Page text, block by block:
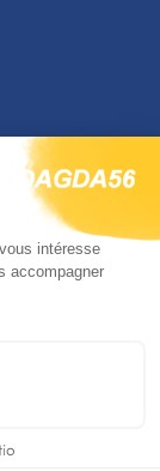
politique de
rectification et
intéresse
accompagner